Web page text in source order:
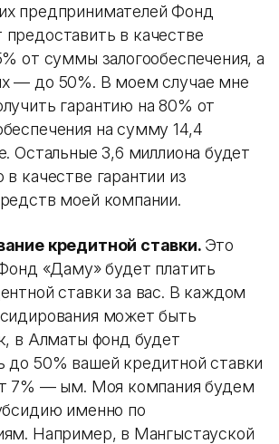
предпринимателей Фонд
в качестве
от суммы залогообеспечения, а
— до 50%. В моем случае мне
гарантию на 80% от
на сумму 14,4
Остальные 3,6 миллиона будет
в качестве гарантии из
моей компании.
кредитной ставки. Это
«Даму» будет платить
ставки за вас. В каждом
может быть
в Алматы фонд будет
до 50% вашей кредитной ставки
7% — ым. Моя компания будем
именно по
Например, в Мангыстауской